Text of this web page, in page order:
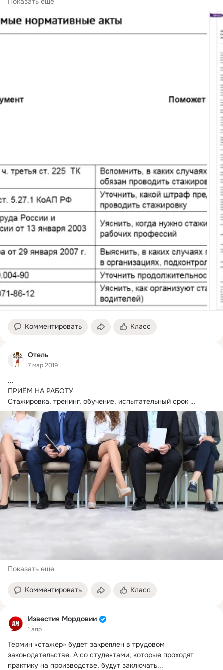
Комментировать Класс
Отель
7 мар 2019
...
ПРИЁМ НА РАБОТУ
Стажировка, тренинг, обучение, испытательный срок
Количество проводимых собеседований на различных
предприятиях...
Показать еще
Комментировать Класс
Известия Мордовии
1 апр
Термин «стажер» будет закреплен в трудовом
законодательстве. А со студентами, которые проходят
практику на производстве, будут заключать...